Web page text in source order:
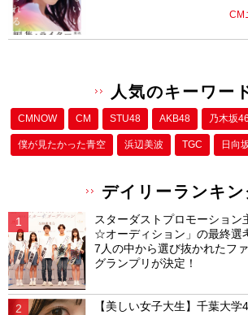
CM
人気のキーワー
CMNOW CM STU48 AKB48 乃木坂46
僕が⾒たかった⻘空 浜辺美波 TGC 日向
デイリーランキ
スターダストプロモーション
☆オーディション」の最終選
7人の中から選び抜かれたフ
グランプリが決定！
【美しい女子大生】千葉大